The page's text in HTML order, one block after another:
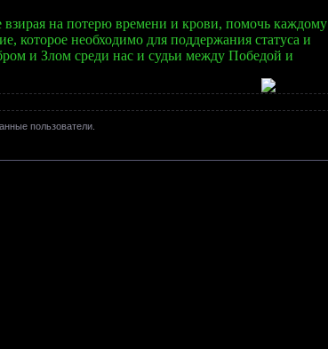
на потерю времени и крови, помочь каждому
которое необходимо для поддержания статуса и
и Злом среди нас и судьи между Победой и
пользователи.